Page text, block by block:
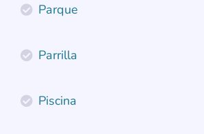
Parque
Parrilla
Piscina